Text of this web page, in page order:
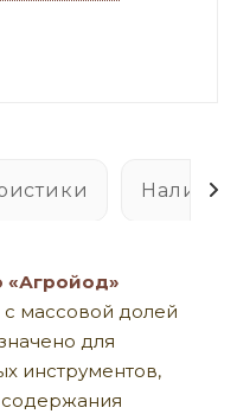
«Агройод»
массовой долей
для
инструментов,